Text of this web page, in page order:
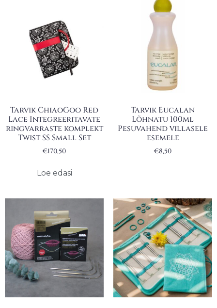
Tarvik ChiaoGoo Red
Lace Integreeritavate
ringvarraste komplekt
Twist SS Small Set
€170,50
Loe edasi
Tarvik Eucalan
Lõhnatu 100ml
Pesuvahend villasele
esemele
€8,50